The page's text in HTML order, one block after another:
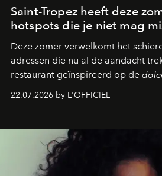
Saint-Tropez heeft deze
hotspots die je niet mag
Deze zomer verwelkomt het
adressen die nu al de aandacht
restaurant geïnspireerd op de
verandert in een bruisende
neerstrijkt in Saint-Tropez. Dit zijn
die deze zomer de toon zetten,
zwoele nachten.
22.07.2026 by L'OFFICIEL